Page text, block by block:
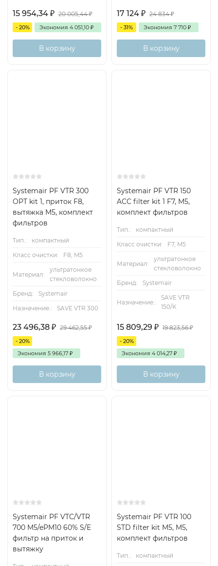
15 954,34 ₽ 20 005,44₽
- 20% Экономия 4 051,10 ₽
В корзину
17 124 ₽ 24 834₽
- 31% Экономия 7 710 ₽
В корзину
Systemair PF VTR 300
OPT kit 1, приток F8,
вытяжка M5, комплект
фильтров
Тип.:
компактный
Класс очистки:
F8, M5
Материал:
ультратонкое
стекловолокно
Бренд:
Systemair
Назначение.:
SAVE VTR 300
23 496,38 ₽ 29 462,55₽
- 20%
Экономия 5 966,17 ₽
В корзину
Systemair PF VTR 150
ACC filter kit 1 F7, M5,
комплект фильтров
Тип.:
компактный
Класс очистки:
F7, M5
Материал:
ультратонкое
стекловолокно
Бренд:
Systemair
Назначение.:
SAVE VTR
150/K
15 809,29 ₽ 19 823,56₽
- 20%
Экономия 4 014,27 ₽
В корзину
Systemair PF VTC/VTR
700 M5/ePM10 60% S/E
фильтр на приток и
вытяжку
Systemair PF VTR 100
STD filter kit M5, M5,
комплект фильтров
Тип.: компактный